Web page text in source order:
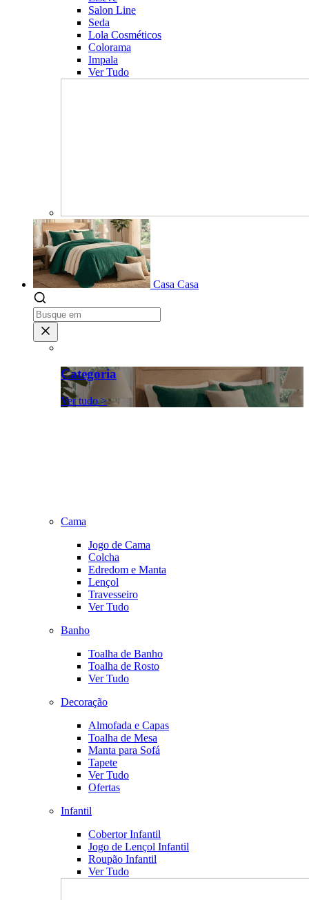
Salon Line
Seda
Lola Cosméticos
Colorama
Impala
Ver Tudo
Casa Casa
Categoria
Ver tudo >
Cama
Jogo de Cama
Colcha
Edredom e Manta
Lençol
Travesseiro
Ver Tudo
Banho
Toalha de Banho
Toalha de Rosto
Ver Tudo
Decoração
Almofada e Capas
Toalha de Mesa
Manta para Sofá
Tapete
Ver Tudo
Ofertas
Infantil
Cobertor Infantil
Jogo de Lençol Infantil
Roupão Infantil
Ver Tudo